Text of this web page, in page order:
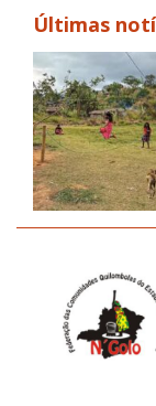
Últimas